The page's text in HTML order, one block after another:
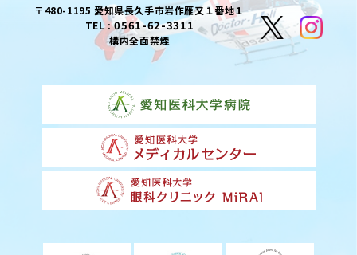
〒480-1195 愛知県長久手市岩作雁又１番地１
TEL :0561-62-3311
構内全面禁煙